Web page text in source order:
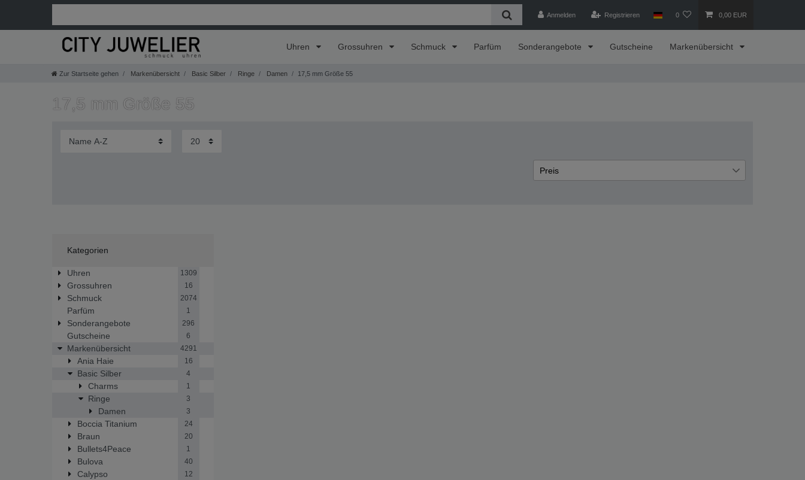
Anmelden Registrieren 0 0,00 EUR
Uhren Grossuhren Schmuck Parfüm Sonderangebote Gutscheine Markenübersicht
Zur Startseite gehen Markenübersicht Basic Silber Ringe Damen 17,5 mm Größe 55
17,5 mm Größe 55
Preis
Kategorien
Uhren 1309
Grossuhren 16
Schmuck 2074
Parfüm 1
Sonderangebote 296
Gutscheine 6
Markenübersicht 4291
Ania Haie 16
Basic Silber 4
Charms 1
Ringe 3
Damen 3
Boccia Titanium 24
Braun 20
Bullets4Peace 1
Bulova 40
Calypso 12